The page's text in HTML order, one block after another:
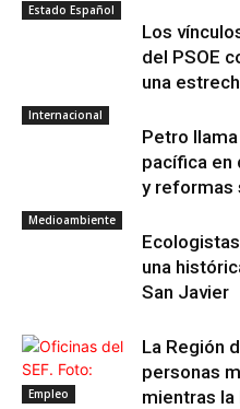
Estado Español
Los
del PSOE
una
Internacional
Petro
pacífica en
y reformas
Medioambiente
una
San Javier
Empleo
La Región
personas
mientras